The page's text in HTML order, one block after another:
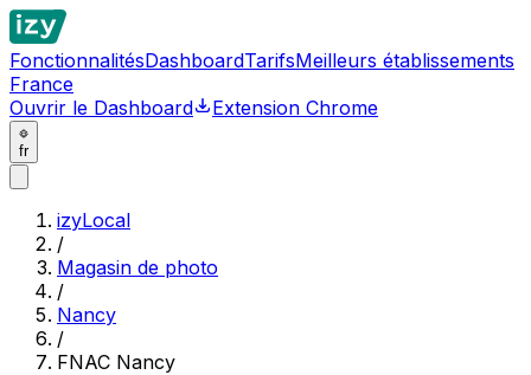
FonctionnalitésDashboardTarifsMeilleurs établissements
France
Ouvrir le Dashboard
Extension Chrome
fr
izyLocal
/
Magasin de photo
/
Nancy
/
FNAC Nancy